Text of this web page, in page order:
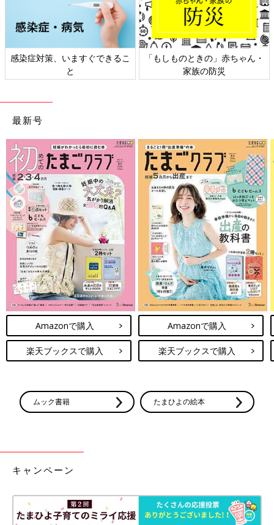
感染症対策、いますぐできるこ
と
「もしものときの」赤ちゃん・
家族の防災
最新号
Amazonで購入
楽天ブックスで購入
Amazonで購入
楽天ブックスで購入
ムック書籍 たまひよの絵本
キャンペーン